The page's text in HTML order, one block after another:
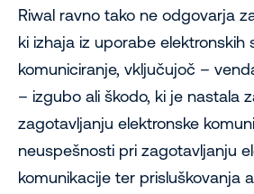
Riwal ravno tako ne odgovarja
ki izhaja iz uporabe elektronskih
komuniciranje, vključujoč –
– izgubo ali škodo, ki je nastala
zagotavljanju elektronske
neuspešnosti pri zagotavljanju
komunikacije ter prisluškovanja